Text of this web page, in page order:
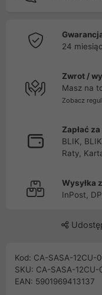
24
Zwrot /
Masz na
Zobacz
Zapłać
BLIK,
Raty,
Wysyłka
InPost,
Kod: CA-SASA-12CU-
SKU: CA-SASA-12CU-
EAN: 5901969413137